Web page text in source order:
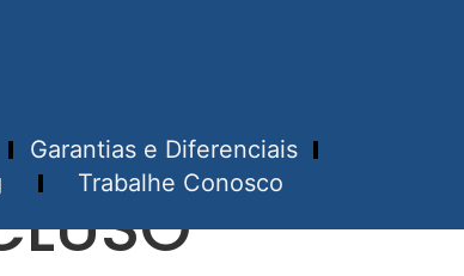
Garantias e Diferenciais
Trabalhe Conosco